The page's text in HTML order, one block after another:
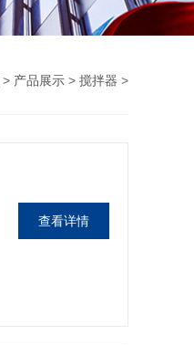
> 产品展示 > 搅拌器 >
查看详情